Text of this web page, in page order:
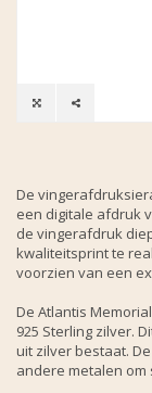
De
een digitale afdruk
de vingerafdruk
kwaliteitsprint te
voorzien van een
De Atlantis
925 Sterling zilver.
uit zilver bestaat.
andere metalen